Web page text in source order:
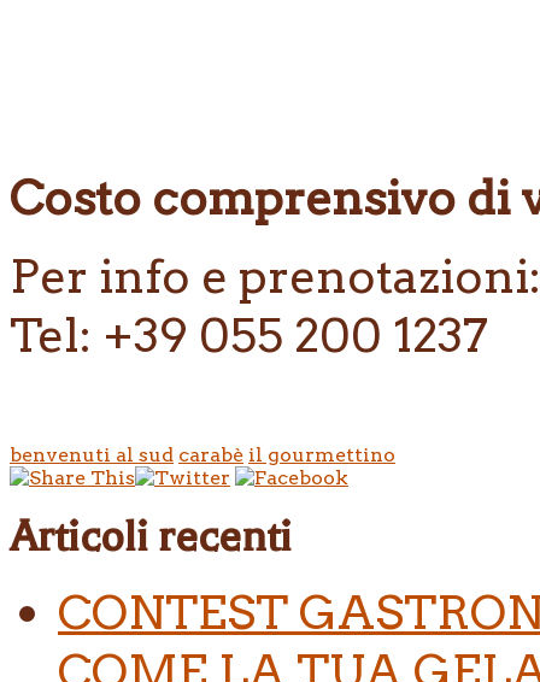
Costo comprensivo di
Per info e prenotazioni:
Tel: +39 055 200 1237
benvenuti al sud carabè il gourmettino
Articoli recenti
CONTEST